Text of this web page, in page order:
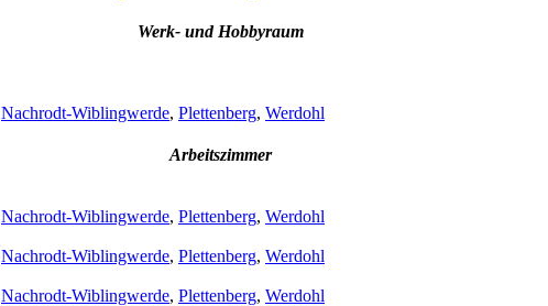
Werk- und Hobbyraum
Nachrodt-Wiblingwerde, Plettenberg, Werdohl
Arbeitszimmer
Nachrodt-Wiblingwerde, Plettenberg, Werdohl
Nachrodt-Wiblingwerde, Plettenberg, Werdohl
Nachrodt-Wiblingwerde, Plettenberg, Werdohl